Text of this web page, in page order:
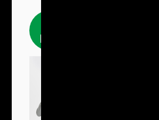
produkty